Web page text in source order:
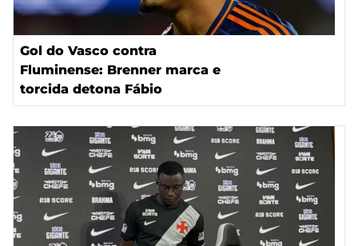
Gol do Vasco contra
Fluminense: Brenner marca e
torcida detona Fábio